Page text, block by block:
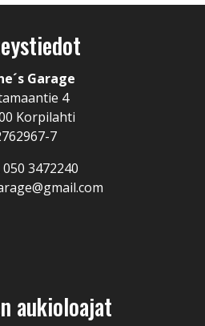
Garage
4
Korpilahti
7
050 3472240
aukioloajat